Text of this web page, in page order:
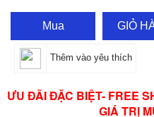
Mua GIỎ
Thêm vào yêu thích
ƯU ĐÃI ĐẶC BIỆT- FREE
GIÁ TRỊ